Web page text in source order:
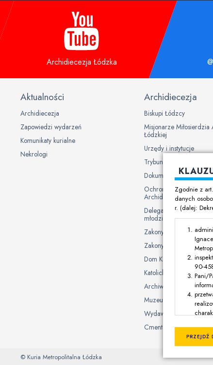
Archidiecezja Łódzka
Aktualności
Archidiecezja
Zapowiedzi wydarzeń
Komunikaty kurialne
Nekrologi
Archidiecezja
Biskupi Łódzcy
Misjonarze
Łódzkiej
Urzędy i instytucje
Trybunał Metropolitalny
Dokumenty Kurii
Ochrona danych
Archidiecezji Łódzkiej
Delegat Biskupa ds.
młodzieży
Zakony męskie
Zakony żeńskie
Dom Księży Emerytów
Katolickie uczelnie i
Archiwum
Muzeum
Wydawnictwo
Cmentarze
© Kuria Metropolitalna Łódzka
Zgodnie z
danych
r. (dalej:
90-
Pani/
PRZEJDŹ